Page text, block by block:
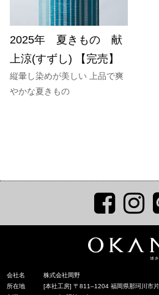
2025年 夏きもの 献
上涼(すずし) 【完売】
縦暈し染めが美しい 上品で爽
やかな夏きもの
会社名
株式会社岡野
所在地
[本社工房] 〒811‒1204 福岡県那珂川市